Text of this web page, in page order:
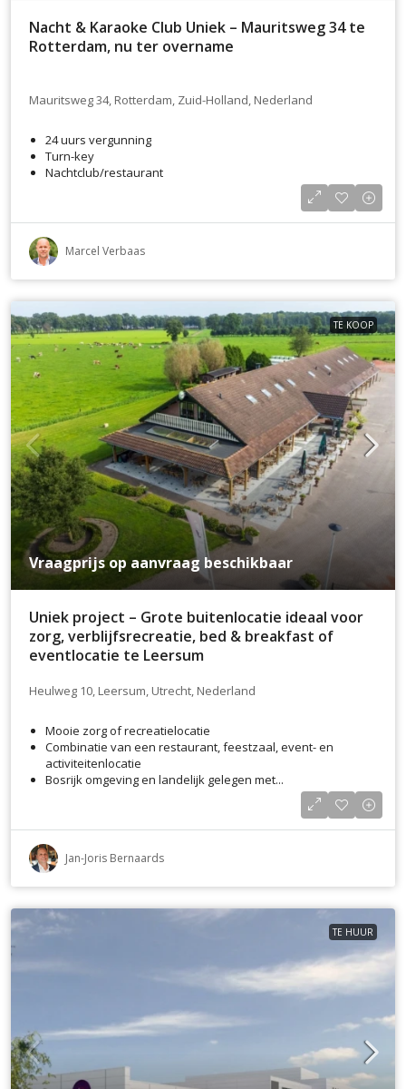
Nacht & Karaoke Club Uniek – Mauritsweg 34 te
Rotterdam, nu ter overname
Mauritsweg 34, Rotterdam, Zuid-Holland, Nederland
24 uurs vergunning
Turn-key
Nachtclub/restaurant
Marcel Verbaas
TE KOOP
Vraagprijs op aanvraag beschikbaar
Uniek project – Grote buitenlocatie ideaal voor
zorg, verblijfsrecreatie, bed & breakfast of
eventlocatie te Leersum
Heulweg 10, Leersum, Utrecht, Nederland
Mooie zorg of recreatielocatie
Combinatie van een restaurant, feestzaal, event- en
activiteitenlocatie
Bosrijk omgeving en landelijk gelegen met...
Jan-Joris Bernaards
TE HUUR